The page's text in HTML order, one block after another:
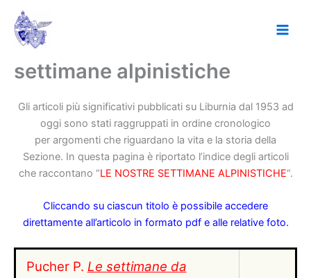
contenuto
settimane alpinistiche
Gli articoli più significativi pubblicati su Liburnia dal 1953 ad
oggi sono stati raggruppati in ordine cronologico
per argomenti che riguardano la vita e la storia della
Sezione. In questa pagina è riportato l’indice degli articoli
che raccontano “LE NOSTRE SETTIMANE ALPINISTICHE“.
Cliccando su ciascun titolo è possibile accedere
direttamente all’articolo in formato pdf e alle relative foto.
Pucher P. Le settimane da